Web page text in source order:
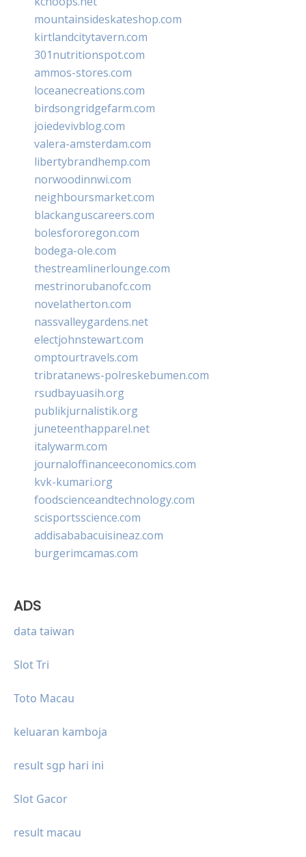
mountainsideskateshop.com
kirtlandcitytavern.com
301nutritionspot.com
ammos-stores.com
loceanecreations.com
birdsongridgefarm.com
joiedevivblog.com
valera-amsterdam.com
libertybrandhemp.com
norwoodinnwi.com
neighboursmarket.com
blackanguscareers.com
bolesfororegon.com
bodega-ole.com
thestreamlinerlounge.com
mestrinorubanofc.com
novelatherton.com
nassvalleygardens.net
electjohnstewart.com
omptourtravels.com
tribratanews-polreskebumen.com
rsudbayuasih.org
publikjurnalistik.org
juneteenthapparel.net
italywarm.com
journaloffinanceeconomics.com
kvk-kumari.org
foodscienceandtechnology.com
scisportsscience.com
addisababacuisineaz.com
burgerimcamas.com
ADS
data taiwan
Slot Tri
Toto Macau
keluaran kamboja
result sgp hari ini
Slot Gacor
result macau